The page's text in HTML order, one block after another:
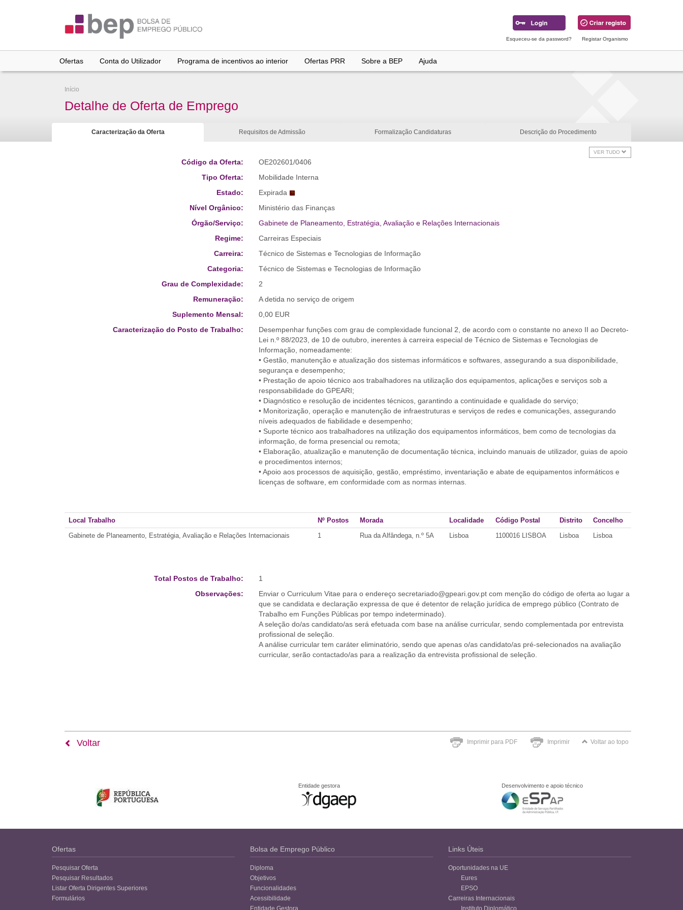
Esqueceu-se da password? Registar Organismo
Ofertas Conta do Utilizador Programa de incentivos ao interior Ofertas PRR Sobre a BEP Ajuda
Início
Detalhe de Oferta de Emprego
Caracterização da Oferta Requisitos de Admissão Formalização Candidaturas Descrição do Procedimento
VER TUDO
Código da Oferta:
OE202601/0406
Tipo Oferta:
Mobilidade Interna
Estado:
Expirada
Nível Orgânico:
Ministério das Finanças
Órgão/Serviço:
Gabinete de Planeamento, Estratégia, Avaliação e Relações Internacionais
Regime:
Carreiras Especiais
Carreira:
Técnico de Sistemas e Tecnologias de Informação
Categoria:
Técnico de Sistemas e Tecnologias de Informação
Grau de Complexidade:
2
Remuneração:
A detida no serviço de origem
Suplemento Mensal:
0,00 EUR
Caracterização do Posto de Trabalho:
Desempenhar funções com grau de complexidade funcional 2, de acordo com o constante no anexo II ao Decreto-
Lei n.º 88/2023, de 10 de outubro, inerentes à carreira especial de Técnico de Sistemas e Tecnologias de
Informação, nomeadamente:
• Gestão, manutenção e atualização dos sistemas informáticos e softwares, assegurando a sua disponibilidade,
segurança e desempenho;
• Prestação de apoio técnico aos trabalhadores na utilização dos equipamentos, aplicações e serviços sob a
responsabilidade do GPEARI;
• Diagnóstico e resolução de incidentes técnicos, garantindo a continuidade e qualidade do serviço;
• Monitorização, operação e manutenção de infraestruturas e serviços de redes e comunicações, assegurando
níveis adequados de fiabilidade e desempenho;
• Suporte técnico aos trabalhadores na utilização dos equipamentos informáticos, bem como de tecnologias da
informação, de forma presencial ou remota;
• Elaboração, atualização e manutenção de documentação técnica, incluindo manuais de utilizador, guias de apoio
e procedimentos internos;
• Apoio aos processos de aquisição, gestão, empréstimo, inventariação e abate de equipamentos informáticos e
licenças de software, em conformidade com as normas internas.
Local Trabalho Nº Postos Morada Localidade Código Postal Distrito
Concelho
Gabinete de Planeamento, Estratégia, Avaliação e Relações Internacionais
1 Rua da Alfândega, n.º 5A Lisboa 1100016 LISBOA Lisboa Lisboa
Total Postos de Trabalho:
1
Observações:
Enviar o Curriculum Vitae para o endereço secretariado@gpeari.gov.pt com menção do código de oferta ao lugar a
que se candidata e declaração expressa de que é detentor de relação jurídica de emprego público (Contrato de
Trabalho em Funções Públicas por tempo indeterminado).
A seleção do/as candidato/as será efetuada com base na análise curricular, sendo complementada por entrevista
profissional de seleção.
A análise curricular tem caráter eliminatório, sendo que apenas o/as candidato/as pré-selecionados na avaliação
curricular, serão contactado/as para a realização da entrevista profissional de seleção.
Imprimir para PDF Imprimir Voltar ao topo
Voltar
Entidade gestora Desenvolvimento e apoio técnico
Ofertas
Pesquisar Oferta
Pesquisar Resultados
Listar Oferta Dirigentes Superiores
Formulários
Bolsa de Emprego Público
Diploma
Objetivos
Funcionalidades
Acessibilidade
Entidade Gestora
Links Úteis
Oportunidades na UE
Eures
EPSO
Carreiras Internacionais
Instituto Diplomático